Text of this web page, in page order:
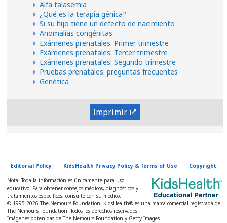
Alfa talasemia
¿Qué es la terapia génica?
Si su hijo tiene un defecto de nacimiento
Anomalías congénitas
Exámenes prenatales: Primer trimestre
Exámenes prenatales: Tercer trimestre
Exámenes prenatales: Segundo trimestre
Pruebas prenatales: preguntas frecuentes
Genética
Imprimir
Editorial Policy KidsHealth Privacy Policy & Terms of Use Copyright
Nota: Toda la información es únicamente para uso
educativo. Para obtener consejos médicos, diagnósticos y
tratamientos específicos, consulte con su médico.
© 1995-2026 The Nemours Foundation. KidsHealth® es una marca comercial registrada de
The Nemours Foundation. Todos los derechos reservados.
Imágenes obtenidas de The Nemours Foundation y Getty Images.